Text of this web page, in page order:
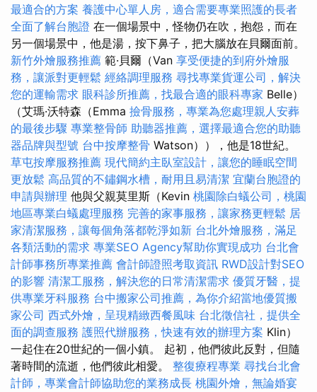
最適合的方案 養護中心單人房，適合需要專業照護的長者
全面了解台胞證 在一個場景中，怪物仍在吹，抱怨，而在
另一個場景中，他是湯，按下鼻子，把大腦放在貝爾面前。
新竹外燴服務推薦 範·貝爾（Van 享受便捷的到府外燴服
務，讓派對更輕鬆 經絡調理服務 尋找專業貨運公司，解決
您的運輸需求 眼科診所推薦，找最合適的眼科專家 Belle）
（艾瑪·沃特森（Emma 撿骨服務，專業為您處理親人安葬
的最後步驟 專業整骨師 助聽器推薦，選擇最適合您的助聽
器品牌與型號 台中按摩整骨 Watson）），他是18世紀。
草屯按摩服務推薦 現代簡約主臥室設計，讓您的睡眠空間
更放鬆 高品質的不鏽鋼水槽，耐用且易清潔 宜蘭台胞證的
申請與辦理 他與父親莫里斯（Kevin 桃園除白蟻公司，桃園
地區專業白蟻處理服務 完善的家事服務，讓家務更輕鬆 居
家清潔服務，讓每個角落都乾淨如新 台北外燴服務，滿足
各類活動的需求 專業SEO Agency幫助你實現成功 台北會
計師事務所專業推薦 會計師證照考取資訊 RWD設計對SEO
的影響 清潔工服務，解決您的日常清潔需求 優質牙醫，提
供專業牙科服務 台中搬家公司推薦，為你介紹當地優質搬
家公司 西式外燴，呈現精緻西餐風味 台北徵信社，提供全
面的調查服務 護照代辦服務，快速有效的辦理方案 Klin）
一起住在20世紀的一個小鎮。 起初，他們彼此反對，但隨
著時間的流逝，他們彼此相愛。 整復療程專業 尋找台北會
計師，專業會計師協助您的業務成長 桃園外燴，無論婚宴